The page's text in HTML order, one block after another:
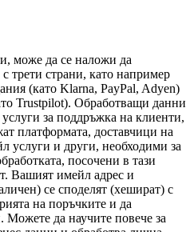
може да се наложи да
трети страни, като например
(като Klarna, PayPal, Adyen)
Trustpilot). Обработващи данни
услуги за поддръжка на клиенти,
платформата, доставчици на
услуги и други, необходими за
посочени в тази
Вашият имейл адрес и
се споделят (хешират) с
на поръчките и да
да научите повече за